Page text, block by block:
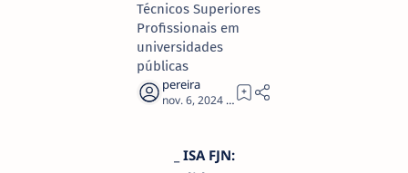
Técnicos Superiores
Profissionais em
universidades
públicas
3
_ ISA FJN: